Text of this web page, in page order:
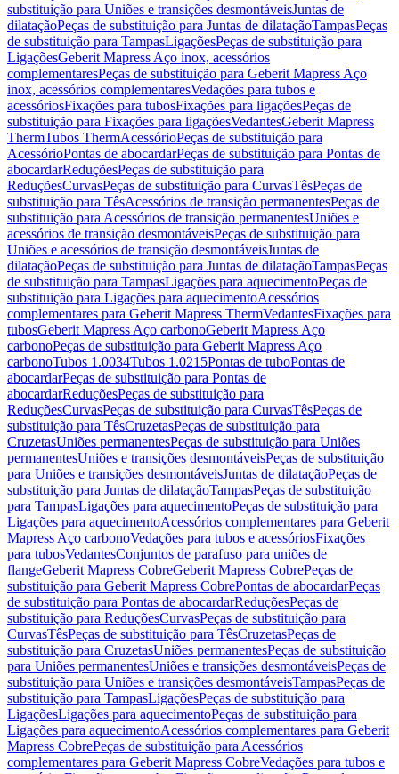
substituição para Uniões e transições desmontáveisJuntas de
dilataçãoPeças de substituição para Juntas de dilataçãoTampasPeças
de substituição para TampasLigaçõesPeças de substituição para
LigaçõesGeberit Mapress Aço inox, acessórios
complementaresPeças de substituição para Geberit Mapress Aço
inox, acessórios complementaresVedações para tubos e
acessóriosFixações para tubosFixações para ligaçõesPeças de
substituição para Fixações para ligaçõesVedantesGeberit Mapress
ThermTubos ThermAcessórioPeças de substituição para
AcessórioPontas de abocardarPeças de substituição para Pontas de
abocardarReduçõesPeças de substituição para
ReduçõesCurvasPeças de substituição para CurvasTêsPeças de
substituição para TêsAcessórios de transição permanentesPeças de
substituição para Acessórios de transição permanentesUniões e
acessórios de transição desmontáveisPeças de substituição para
Uniões e acessórios de transição desmontáveisJuntas de
dilataçãoPeças de substituição para Juntas de dilataçãoTampasPeças
de substituição para TampasLigações para aquecimentoPeças de
substituição para Ligações para aquecimentoAcessórios
complementares para Geberit Mapress ThermVedantesFixações para
tubosGeberit Mapress Aço carbonoGeberit Mapress Aço
carbonoPeças de substituição para Geberit Mapress Aço
carbonoTubos 1.0034Tubos 1.0215Pontas de tuboPontas de
abocardarPeças de substituição para Pontas de
abocardarReduçõesPeças de substituição para
ReduçõesCurvasPeças de substituição para CurvasTêsPeças de
substituição para TêsCruzetasPeças de substituição para
CruzetasUniões permanentesPeças de substituição para Uniões
permanentesUniões e transições desmontáveisPeças de substituição
para Uniões e transições desmontáveisJuntas de dilataçãoPeças de
substituição para Juntas de dilataçãoTampasPeças de substituição
para TampasLigações para aquecimentoPeças de substituição para
Ligações para aquecimentoAcessórios complementares para Geberit
Mapress Aço carbonoVedações para tubos e acessóriosFixações
para tubosVedantesConjuntos de parafuso para uniões de
flangeGeberit Mapress CobreGeberit Mapress CobrePeças de
substituição para Geberit Mapress CobrePontas de abocardarPeças
de substituição para Pontas de abocardarReduçõesPeças de
substituição para ReduçõesCurvasPeças de substituição para
CurvasTêsPeças de substituição para TêsCruzetasPeças de
substituição para CruzetasUniões permanentesPeças de substituição
para Uniões permanentesUniões e transições desmontáveisPeças de
substituição para Uniões e transições desmontáveisTampasPeças de
substituição para TampasLigaçõesPeças de substituição para
LigaçõesLigações para aquecimentoPeças de substituição para
Ligações para aquecimentoAcessórios complementares para Geberit
Mapress CobrePeças de substituição para Acessórios
complementares para Geberit Mapress CobreVedações para tubos e